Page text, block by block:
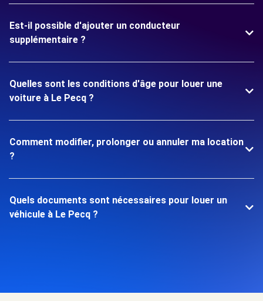
Est-il possible d'ajouter un conducteur
supplémentaire ?
Quelles sont les conditions d'âge pour louer une
voiture à Le Pecq ?
Comment modifier, prolonger ou annuler ma location
?
Quels documents sont nécessaires pour louer un
véhicule à Le Pecq ?